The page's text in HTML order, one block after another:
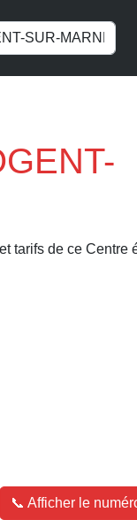
tarifs de ce Centre
📞 Afficher le